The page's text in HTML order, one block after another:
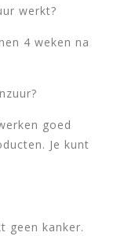
werkt?
4 weken na
goed
Je kunt
geen kanker.